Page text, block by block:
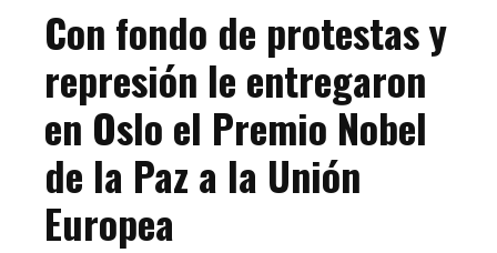
Con fondo de protestas y
represión le entregaron
en Oslo el Premio Nobel
de la Paz a la Unión
Europea